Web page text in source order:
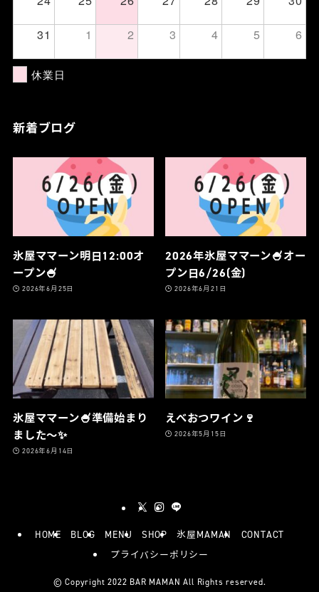
31
1 2 3 4 5 6
休業日
新着ブログ
氷屋ママーン明日12:00オ
ープン🍧
2026年6月25日
2026年氷屋ママーン🍧オー
プン日6/26(金)
2026年6月21日
氷屋ママーン🍧準備始まり
ました〜✨
2026年6月14日
えべおつワイン🍷
2026年5月15日
HOME BLOG MENU SHOP 氷屋MAMAN
CONTACT
プライバシーポリシー
© Copyright 2022 BAR MAMAN All Rights reserved.